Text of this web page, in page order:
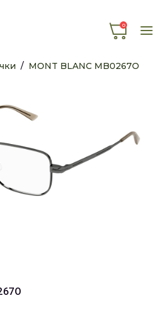
0
/ MONT BLANC MB0267O